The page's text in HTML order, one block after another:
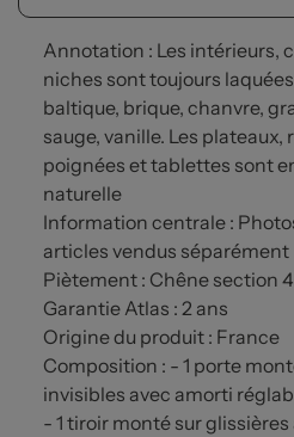
Annotation : Les intérieurs,
niches sont toujours
baltique, brique, chanvre,
sauge, vanille. Les plateaux,
poignées et tablettes sont
naturelle
Information centrale :
articles vendus séparément
Piètement : Chêne section
Garantie Atlas : 2 ans
Origine du produit : France
Composition : - 1 porte
invisibles avec amorti
- 1 tiroir monté sur